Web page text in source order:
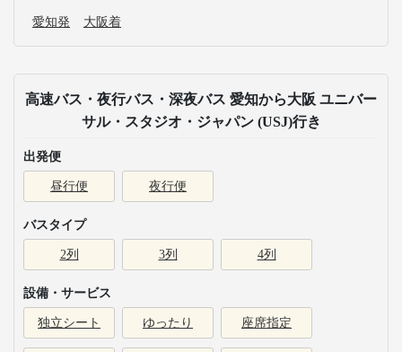
愛知発 大阪着
高速バス・夜行バス・深夜バス 愛知から大阪 ユニバー
サル・スタジオ・ジャパン (USJ)行き
出発便
昼行便 夜行便
バスタイプ
2列 3列 4列
設備・サービス
独立シート ゆったり 座席指定